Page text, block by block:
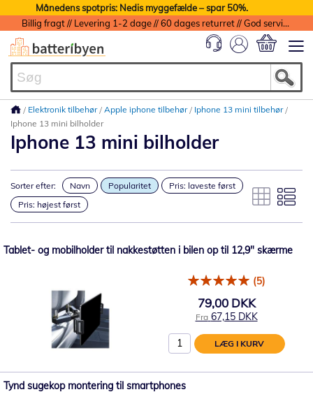
Månedens spotpris: Nedis myggefælde – spar 50%.
Billig fragt // Levering 1-2 dage // 60 dages returret // God service med garanti
Elektronik tilbehør Apple iphone tilbehør
Iphone 13 mini tilbehør
Iphone 13 mini bilholder
Iphone 13 mini bilholder
Sorter efter: Navn Popularitet
Pris: laveste først
Pris: højest først
Tablet- og mobilholder til nakkestøtten i bilen op til 12,9" skærme
(5)
79,00 DKK
Fra 67,15 DKK
LÆG I KURV
Tynd sugekop montering til smartphones